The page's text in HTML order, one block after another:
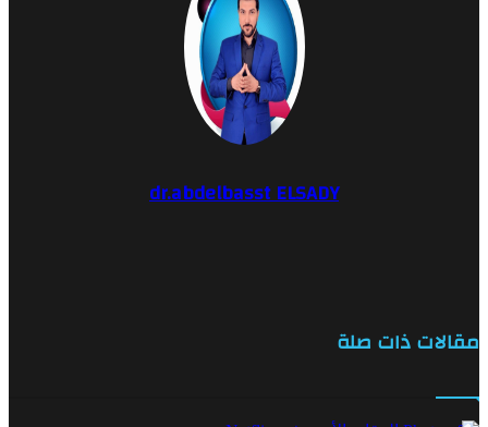
dr.abdelbasst ELSADY
ذات صلة